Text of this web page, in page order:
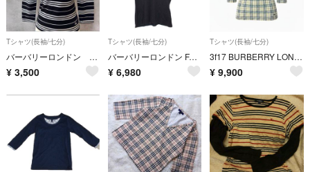
Tシャツ(長袖/七分)
バーバリーロンドン 七分丈カットソー ボーダー
¥ 3,500
Tシャツ(長袖/七分)
バーバリーロンドン FAA26-048 トップス 2 ブラック チェック IT191ME65TG0
¥ 6,980
Tシャツ(長袖/七分)
3f17 BURBERRY LONDON バーバリーロンドン ノバチェック ホース刺繍 長袖カットソー ロンT 40 ライトベージュ コットン レディースo07t
¥ 9,900